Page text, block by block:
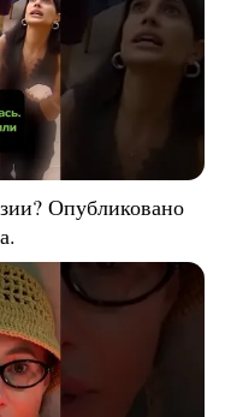
Опубликовано